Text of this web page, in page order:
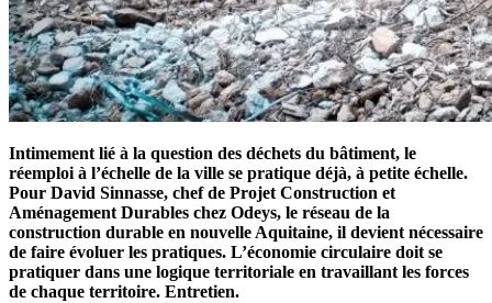
Intimement lié à la question des déchets du bâtiment, le
réemploi à l’échelle de la ville se pratique déjà, à petite échelle.
Pour David Sinnasse, chef de Projet Construction et
Aménagement Durables chez Odeys, le réseau de la
construction durable en nouvelle Aquitaine, il devient nécessaire
de faire évoluer les pratiques. L’économie circulaire doit se
pratiquer dans une logique territoriale en travaillant les forces
de chaque territoire. Entretien.